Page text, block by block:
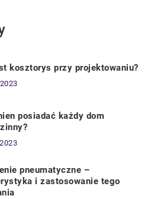
kosztorys przy projektowaniu?
posiadać każdy dom
pneumatyczne –
i zastosowanie tego